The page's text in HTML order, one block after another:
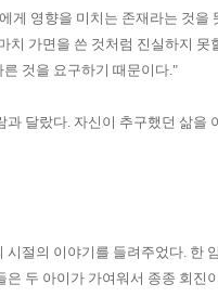
게 영향을 미치는 존재라는 것을
치 가면을 쓴 것처럼 진실하지 못
것을 요구하기 때문이다."
과 달랐다. 자신이 추구했던 삶을
시절의 이야기를 들려주었다. 한
은 두 아이가 가여워서 종종 회진